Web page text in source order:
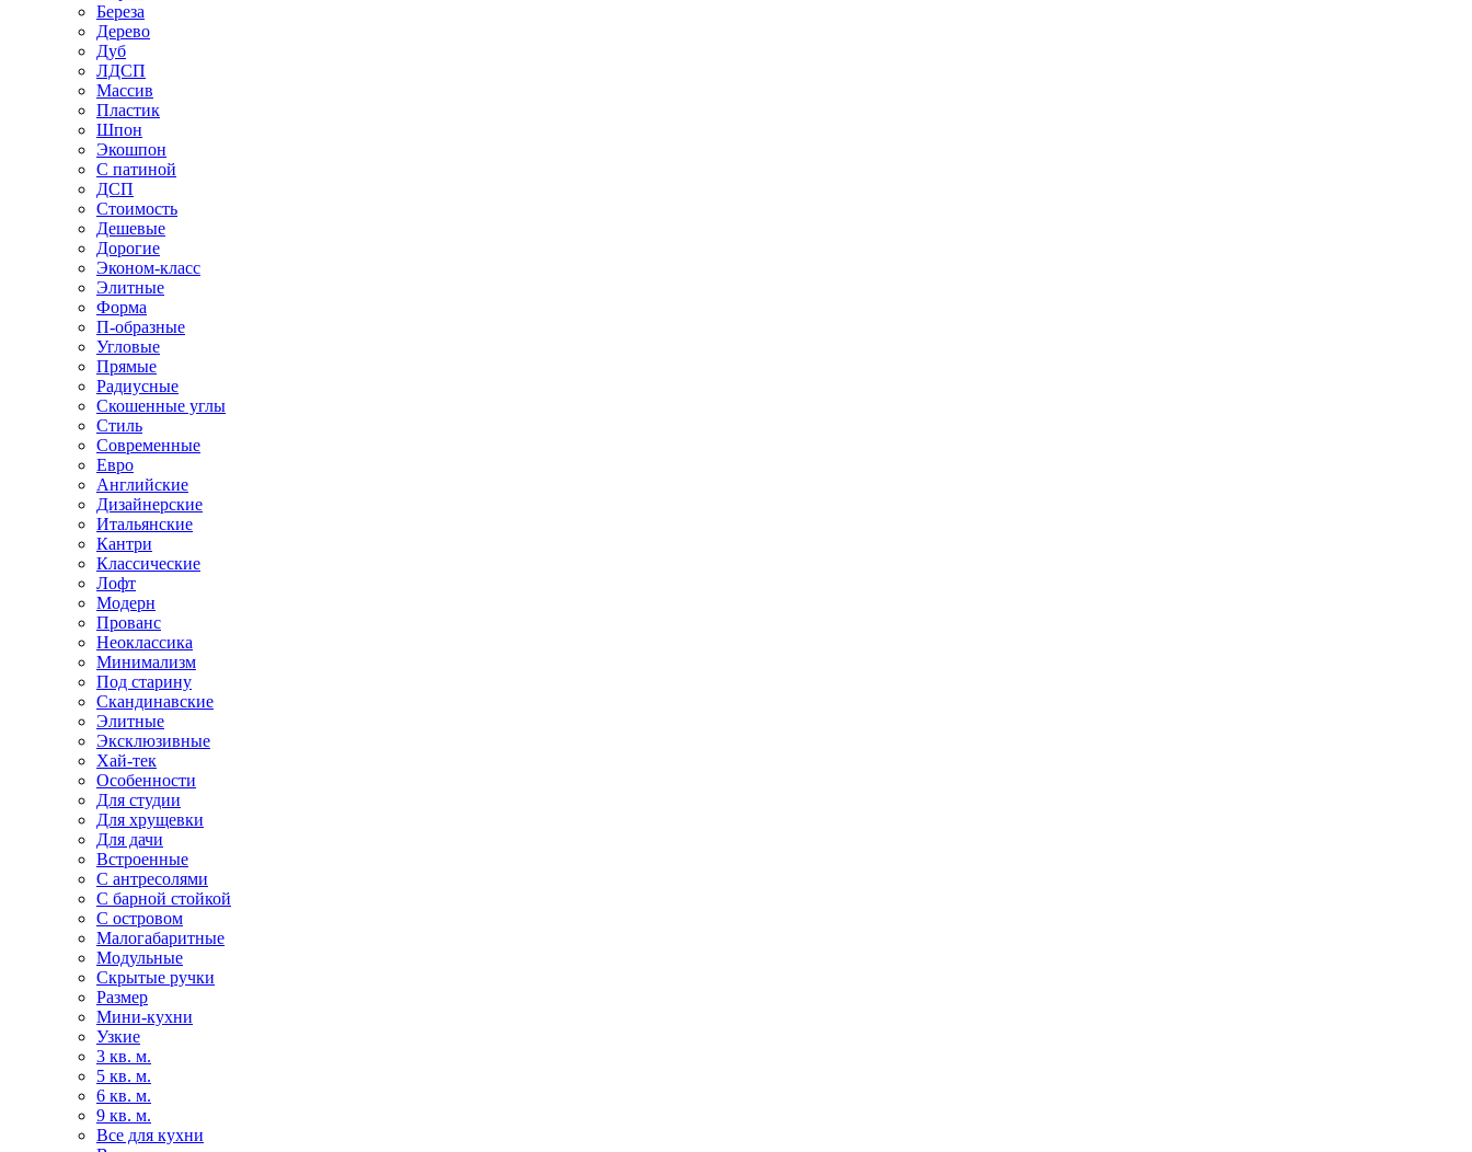
Береза
Дерево
Дуб
ЛДСП
Массив
Пластик
Шпон
Экошпон
С патиной
ДСП
Стоимость
Дешевые
Дорогие
Эконом-класс
Элитные
Форма
П-образные
Угловые
Прямые
Радиусные
Скошенные углы
Стиль
Современные
Евро
Английские
Дизайнерские
Итальянские
Кантри
Классические
Лофт
Модерн
Прованс
Неоклассика
Минимализм
Под старину
Скандинавские
Элитные
Эксклюзивные
Хай-тек
Особенности
Для студии
Для хрущевки
Для дачи
Встроенные
С антресолями
С барной стойкой
С островом
Малогабаритные
Модульные
Скрытые ручки
Размер
Мини-кухни
Узкие
3 кв. м.
5 кв. м.
6 кв. м.
9 кв. м.
Все для кухни